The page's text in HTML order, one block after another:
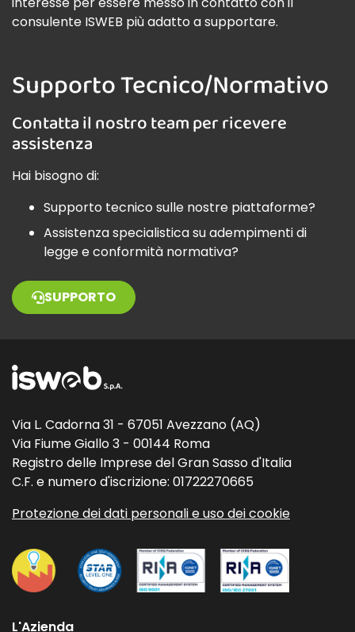
consulente ISWEB più adatto a supportare.
Supporto Tecnico/Normativo
Contatta il nostro team per ricevere
assistenza
Hai bisogno di:
Supporto tecnico sulle nostre piattaforme?
Assistenza specialistica su adempimenti di
legge e conformità normativa?
SUPPORTO
Via L. Cadorna 31 - 67051 Avezzano (AQ)
Via Fiume Giallo 3 - 00144 Roma
Registro delle Imprese del Gran Sasso d'Italia
C.F. e numero d'iscrizione: 01722270665
Protezione dei dati personali e uso dei cookie
L'Azienda